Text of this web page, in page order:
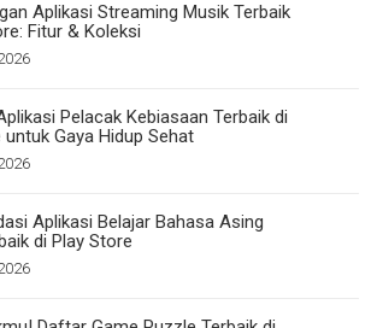
Aplikasi Streaming Musik Terbaik
Fitur & Koleksi
Pelacak Kebiasaan Terbaik di
Gaya Hidup Sehat
Aplikasi Belajar Bahasa Asing
di Play Store